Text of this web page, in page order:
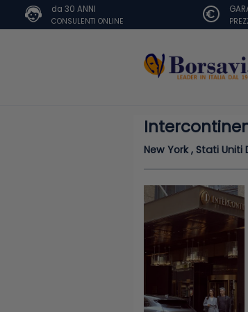
da 30 ANNI
CONSULENTI ONLINE
New York , Stati